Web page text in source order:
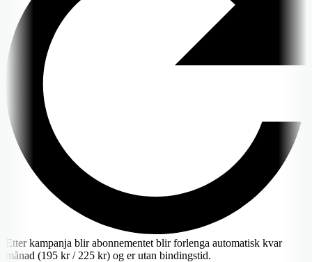
Etter kampanja blir abonnementet blir forlenga automatisk kvar
månad (195 kr / 225 kr) og er utan bindingstid.